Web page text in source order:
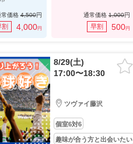
常価格4,500円
割 4,000円
通常価格 1,000円
早割 500円
8/29(土)
17:00〜18:30
ツヴァイ藤沢
個室6対6
趣味が合う方と出会いたい